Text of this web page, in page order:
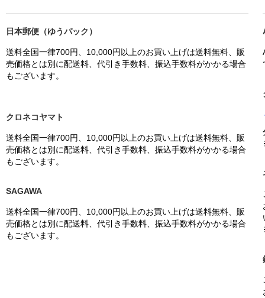
日本郵便（ゆうパック）
送料全国一律700円、10,000円以上のお買い上げは送料無料、販
売価格とは別に配送料、代引き手数料、振込手数料がかかる場合
もございます。
クロネコヤマト
送料全国一律700円、10,000円以上のお買い上げは送料無料、販
売価格とは別に配送料、代引き手数料、振込手数料がかかる場合
もございます。
SAGAWA
送料全国一律700円、10,000円以上のお買い上げは送料無料、販
売価格とは別に配送料、代引き手数料、振込手数料がかかる場合
もございます。